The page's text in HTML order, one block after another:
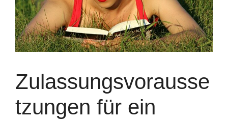
Zulassungsvorausse
tzungen für ein